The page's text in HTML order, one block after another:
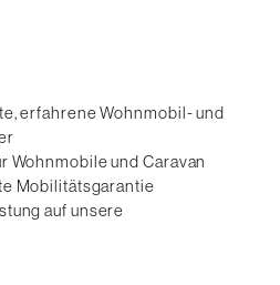
erfahrene Wohnmobil- und
Wohnmobile und Caravan
Mobilitätsgarantie
auf unsere